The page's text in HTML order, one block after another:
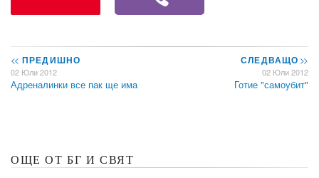
<< ПРЕДИШНО
02 Юли 2012
Адреналинки все пак ще има
СЛЕДВАЩО>>
02 Юли 2012
Готие "самоубит"
ОЩЕ ОТ БГ И СВЯТ